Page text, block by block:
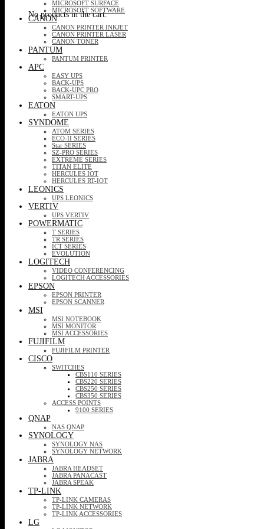
No products in the cart.
MICROSOFT SURFACE
MICROSOFT SOFTWARE
CANON
CANON PRINTER INKJET
CANON PRINTER LASER
CANON TONER
PANTUM
PANTUM PRINTER
APC
EASY UPS
BACK-UPS
BACK-UPC PRO
SMART-UPS
EATON
EATON UPS
SYNDOME
ATOM SERIES
ECO-II SERIES
Star SERIES
SZ-PRO SERIES
EXTREME SERIES
TITAN ELITE
HERCULES IOT
HERCULES RT-IOT
LEONICS
UPS LEONICS
VERTIV
UPS VERTIV
POWERMATIC
T SERIES
TR SERIES
ICT SERIES
EVOLUTION
LOGITECH
VIDEO CONFERENCING
LOGITECH ACCESSORIES
EPSON
EPSON PRINTER
EPSON SCANNER
MSI
MSI NOTEBOOK
MSI MONITOR
MSI ACCESSORIES
FUJIFILM
FUJIFILM PRINTER
CISCO
SWITCHES
CBS110 SERIES
CBS220 SERIES
CBS250 SERIES
CBS350 SERIES
ACCESS POINTS
9100 SERIES
QNAP
NAS QNAP
SYNOLOGY
SYNOLOGY NAS
SYNOLOGY NETWORK
JABRA
JABRA HEADSET
JABRA PANACAST
JABRA SPEAK
TP-LINK
TP-LINK CAMERAS
TP-LINK NETWORK
TP-LINK ACCESSORIES
LG